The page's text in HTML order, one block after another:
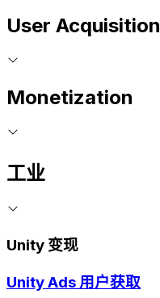
User Acquisition
Monetization
工业
Unity 变现
Unity Ads 用户获取